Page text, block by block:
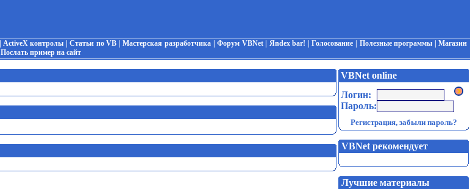
ActiveX контролы |Статьи по VB |Мастерская разработчика |Форум VBNet| Яndex bar! |Голосование Полезные программы |Магазин
Послать пример на сайт
VBNet online
Логин:
Пароль:
Регистрация, забыли пароль?
VBNet рекомендует
Лучшие материалы